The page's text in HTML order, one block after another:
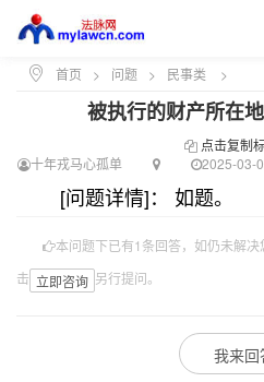
首页 > 问题 > 民事类 >
被执行的财产所在
点击复制
十年戎马心孤单
2025-03-
[问题详情]： 如题。
本问题下已有1条回答，如仍未解
击 立即咨询 另行提问。
我来回